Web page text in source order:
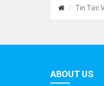
Tin Tức
ABOUT US